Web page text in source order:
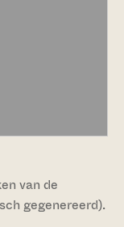
van de
gegenereerd).